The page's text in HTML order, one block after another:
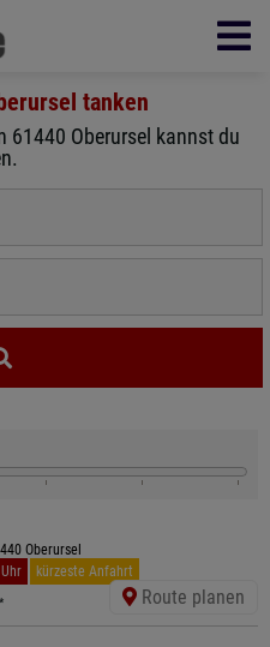
tanken
61440 Oberursel kannst du
Oberursel
kürzeste Anfahrt
* Route planen